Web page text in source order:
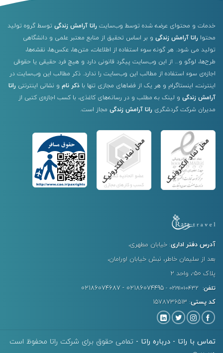
آدرس دفتر اداری: خیابان مطهری،
بعد از سلیمان خاطر، نبش خیابان اورامان،
پلاک ۵۰-، واحد ۲
تلفن: 02191010432 -
02186074687 - 02186074495
کد پستی: 1578736513
خدمات و محتوای عرضه شده توسط وب‌سایت راتا آرامش زندگی توسط گروه تولید
محتوا راتا آرامش زندگی و بر اساس تحقیق از منابع معتبر علمی و دانشگاهی
تولید می شود. هر گونه سوء استفاده از اطلاعات، متن‌ها، عکس‌ها، نقشه‌ها،
طرح‌ها، لوگو و… از این وب‌سایت پیگرد قانونی دارد و هیچ فرد حقیقی یا حقوقی
اجازه‌ی سوء استفاده از مطالب این وب‌سایت را ندارد. ذکر مطالب این وب‌سایت در
اینترنت، اینستاگرام و هر یک از فضاهای مجازی تنها با ذکر نام و نشانی اینترنتی راتا
آرامش زندگی و لینک به مطلب و در رسانه‌های کاغذی، با کسب اجازه‌ی کتبی از
مدیران شرکت گردشگری راتا آرامش زندگی مجاز است.
تماس با راتا - درباره راتا - تمامی حقوق برای شرکت راتا محفوظ است